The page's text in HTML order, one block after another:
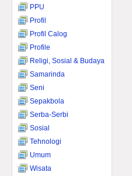
PPU
Profil
Profil Calog
Profile
Religi, Sosial & Budaya
Samarinda
Seni
Sepakbola
Serba-Serbi
Sosial
Tehnologi
Umum
Wisata